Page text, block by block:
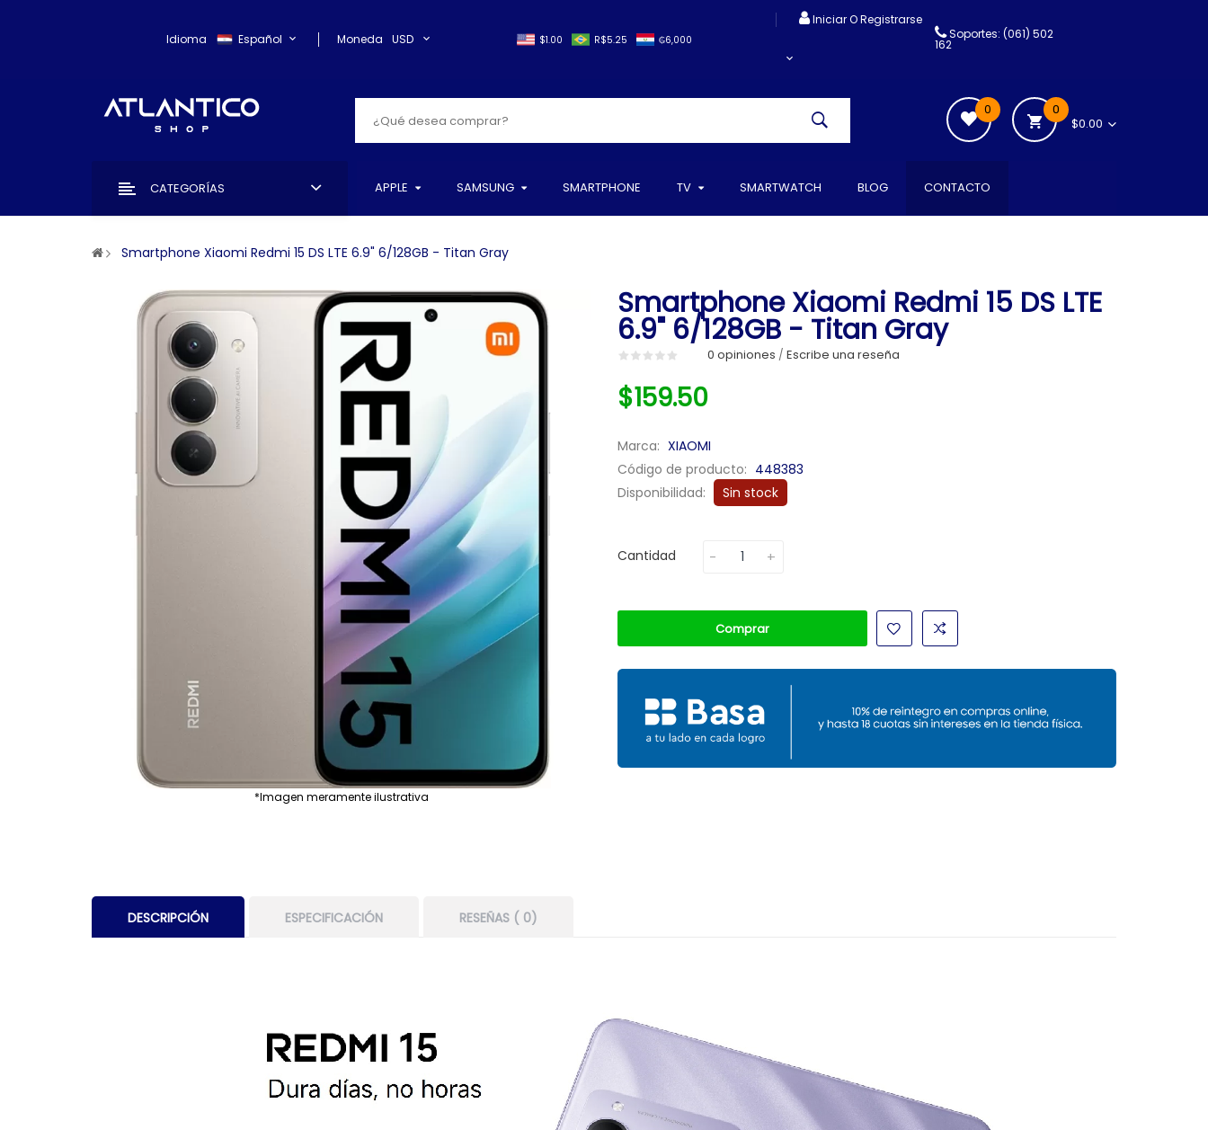
Idioma Español Moneda USD $1.00 ₲6,000
R$5.25
Iniciar O Registrarse
Soportes: (061) 502
162
0
$0.00
0
CATEGORÍAS APPLE SAMSUNG SMARTPHONE TV SMARTWATCH BLOG CONTACTO
Smartphone Xiaomi Redmi 15 DS LTE 6.9" 6/128GB - Titan Gray
*Imagen meramente ilustrativa
Smartphone Xiaomi Redmi 15 DS LTE
6.9" 6/128GB - Titan Gray
0 opiniones / Escribe una reseña
$159.50
Marca: XIAOMI
Código de producto: 448383
Disponibilidad:
Sin stock
Cantidad
Comprar
DESCRIPCIÓN ESPECIFICACIÓN RESEÑAS ( 0)